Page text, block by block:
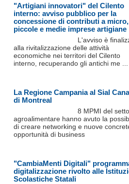
"Artigiani innovatori" del Cilento
interno: avviso pubblico per la
concessione di contributi a micro,
piccole e medie imprese artigiane
L'avviso è
alla rivitalizzazione delle attività
economiche nei territori del Cilento
interno, recuperando gli antichi me ...
La Regione Campania al Sial
di Montreal
8 MPMI del
agroalimentare hanno avuto la
di creare networking e nuove
opportunità di business
"CambiaMenti Digitali"
digitalizzazione rivolto alle
Scolastiche Statali